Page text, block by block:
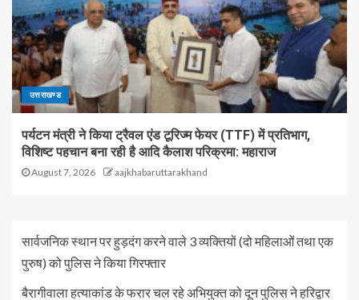
उत्तराखण्ड
पर्यटन मंत्री ने किया ट्रैवल एंड टूरिज्म फेयर (TTF) में प्रतिभाग,
विशिष्ट पहचान बना रही है आदि कैलाश परिक्रमा: महाराज
August 7, 2026 aajkhabaruttarakhand
सार्वजनिक स्थान पर हुड़दंग करने वाले 3 व्यक्तियों (दो महिलाओं तथा एक
पुरुष) को पुलिस ने किया गिरफ्तार
बैरागीवाला हत्याकांड के फरार चल रहे अभियुक्त को दून पुलिस ने हरिद्वार